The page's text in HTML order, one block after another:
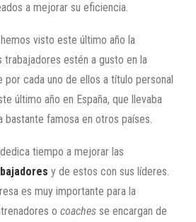
a mejorar su eficiencia.
visto este último año la
trabajadores estén a gusto en la
por cada uno de ellos a título personal
último año en España, que llevaba
bastante famosa en otros países.
tiempo a mejorar las
y de estos con sus líderes.
es muy importante para la
o coaches se encargan de